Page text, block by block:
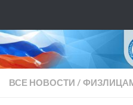
ВСЕ НОВОСТИ/